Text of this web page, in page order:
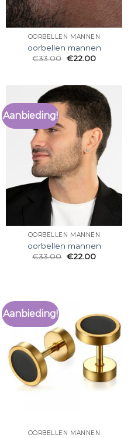
OORBELLEN MANNEN
oorbellen mannen
€33.00 €22.00
Aanbieding!
OORBELLEN MANNEN
oorbellen mannen
€33.00 €22.00
Aanbieding!
OORBELLEN MANNEN